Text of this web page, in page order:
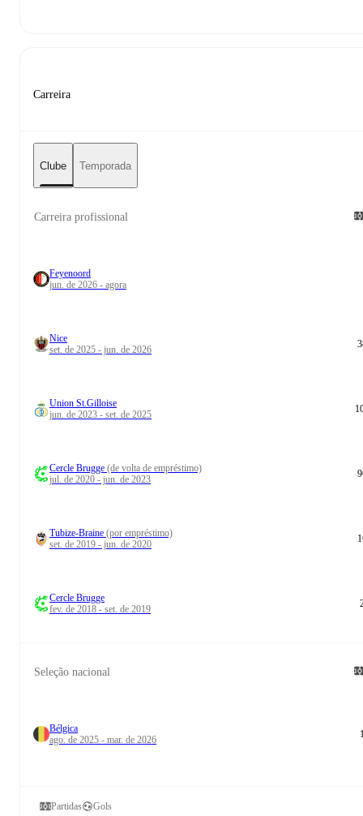
Carreira
Clube Temporada
Carreira profissional
Feyenoord
jun. de 2026 - agora
Nice
set. de 2025 - jun. de 2026
Union St.Gilloise
jun. de 2023 - set. de 2025
Cercle Brugge (de volta de empréstimo)
jul. de 2020 - jun. de 2023
Tubize-Braine (por empréstimo)
set. de 2019 - jun. de 2020
Cercle Brugge
fev. de 2018 - set. de 2019
Seleção nacional
Bélgica
ago. de 2025 - mar. de 2026
Partidas Gols